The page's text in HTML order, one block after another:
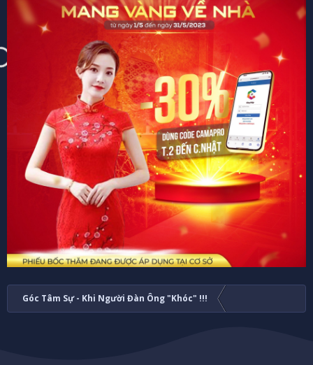
Góc Tâm Sự - Khi Người Đàn Ông "Khóc" !!!